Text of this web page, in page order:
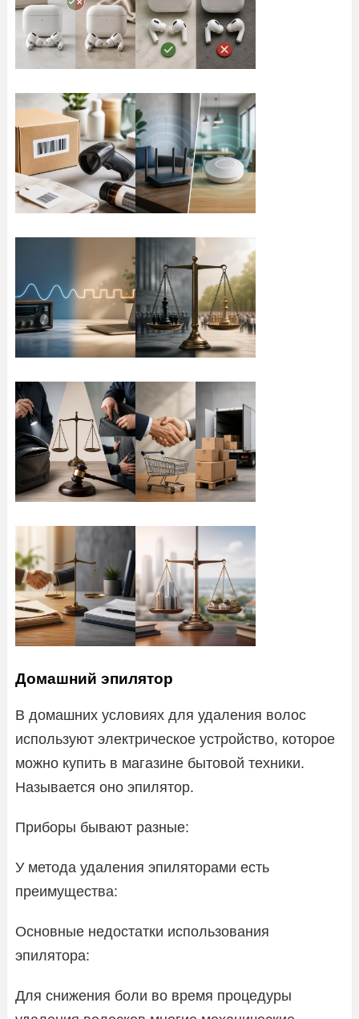
Домашний эпилятор
В домашних условиях для удаления волос
используют электрическое устройство, которое
можно купить в магазине бытовой техники.
Называется оно эпилятор.
Приборы бывают разные:
У метода удаления эпиляторами есть
преимущества:
Основные недостатки использования
эпилятора:
Для снижения боли во время процедуры